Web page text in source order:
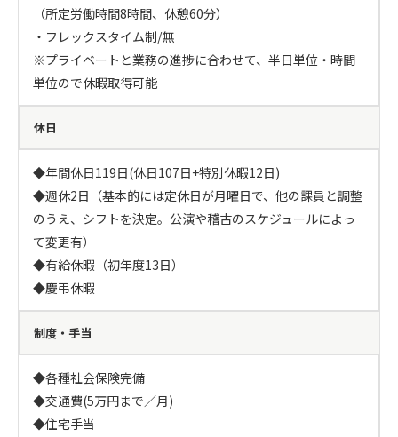
（所定労働時間8時間、休憩60分）
・フレックスタイム制/無
※プライベートと業務の進捗に合わせて、半日単位・時間
単位ので休暇取得可能
休日
◆年間休日119日(休日107日+特別休暇12日)
◆週休2日（基本的には定休日が月曜日で、他の課員と調整
のうえ、シフトを決定。公演や稽古のスケジュールによっ
て変更有）
◆有給休暇（初年度13日）
◆慶弔休暇
制度・手当
◆各種社会保険完備
◆交通費(5万円まで／月)
◆住宅手当